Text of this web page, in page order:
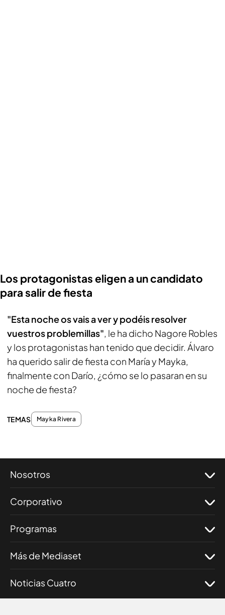
Los protagonistas eligen a un candidato
para salir de fiesta
"Esta noche os vais a ver y podéis resolver
vuestros problemillas", le ha dicho Nagore Robles
y los protagonistas han tenido que decidir. Álvaro
ha querido salir de fiesta con María y Mayka,
finalmente con Darío, ¿cómo se lo pasaran en su
noche de fiesta?
TEMAS Mayka Rivera
Nosotros
Corporativo
Programas
Más de Mediaset
Noticias Cuatro